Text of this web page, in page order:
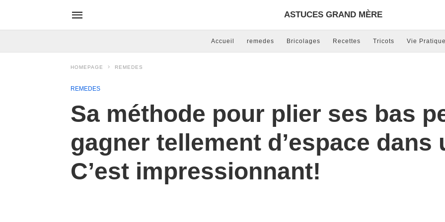
ASTUCES GRAND MÈRE
Accueil remedes Bricolages Recettes Tricots Vie Pratique
HOMEPAGE REMEDES
REMEDES
Sa méthode pour plier ses bas
gagner tellement d’espace dans
C’est impressionnant!